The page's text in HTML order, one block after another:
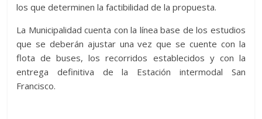
los que determinen la factibilidad de la propuesta.
La Municipalidad cuenta con la línea base de los estudios
que se deberán ajustar una vez que se cuente con la
flota de buses, los recorridos establecidos y con la
entrega definitiva de la Estación intermodal San
Francisco.